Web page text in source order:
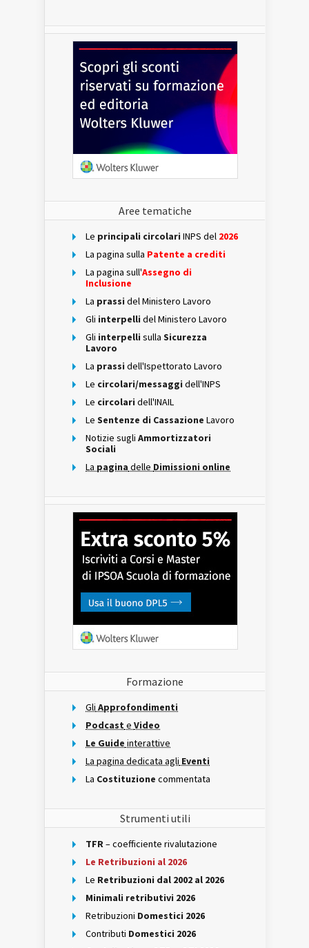
Aree tematiche
Le principali circolari INPS del 2026
La pagina sulla Patente a crediti
La pagina sull'Assegno di
Inclusione
La prassi del Ministero Lavoro
Gli interpelli del Ministero Lavoro
Gli interpelli sulla Sicurezza
Lavoro
La prassi dell'Ispettorato Lavoro
Le circolari/messaggi dell'INPS
Le circolari dell'INAIL
Le Sentenze di Cassazione Lavoro
Notizie sugli Ammortizzatori
Sociali
La pagina delle Dimissioni online
Formazione
Gli Approfondimenti
Podcast e Video
Le Guide interattive
La pagina dedicata agli Eventi
La Costituzione commentata
Strumenti utili
TFR– coefficiente rivalutazione
Le Retribuzioni al 2026
Le Retribuzioni dal 2002 al 2026
Minimali retributivi 2026
Retribuzioni Domestici 2026
Contributi Domestici 2026